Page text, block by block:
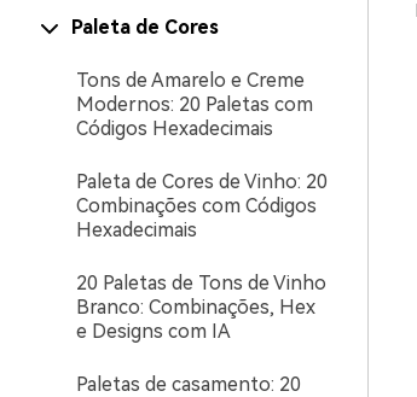
Paleta de Cores
Tons de Amarelo e Creme
Modernos: 20 Paletas com
Códigos Hexadecimais
Paleta de Cores de Vinho: 20
Combinações com Códigos
Hexadecimais
20 Paletas de Tons de Vinho
Branco: Combinações, Hex
e Designs com IA
Paletas de casamento: 20